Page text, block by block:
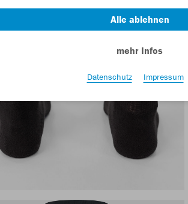
Alle ablehnen
mehr Infos
Datenschutz Impressum